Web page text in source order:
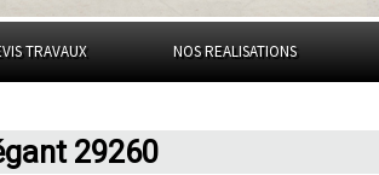
TRAVAUX NOS REALISATIONS
29260